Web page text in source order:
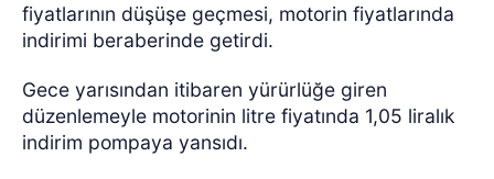
fiyatlarının düşüşe geçmesi, motorin fiyatlarında
indirimi beraberinde getirdi.
Gece yarısından itibaren yürürlüğe giren
düzenlemeyle motorinin litre fiyatında 1,05 liralık
indirim pompaya yansıdı.